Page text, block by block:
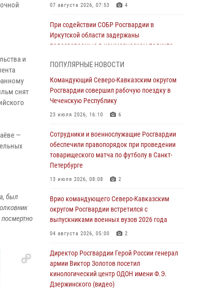
и
снят
—
был
07 августа 2026, 07:53 4
При содействии СОБР Росгвардии в
Иркутской области задержаны
подозреваемые в коммерческом подкупе
Завершился чемпионат Сибирского ордена
Жукова округа Росгвардии по служебно-
Застрявшую в плуге трактора мину
уничтожили росгвардейцы на Кубани
07 августа 2026, 06:49
25‑летии канонизации святого праведного
воина Федора Ушакова (видео)
07 августа 2026, 06:15 7 1
жителям Луганской Народной Республики
07 августа 2026, 05:00
Сотрудники Росгвардии в Забайкалье
ПОПУЛЯРНЫЕ НОВОСТИ
Командующий Северо-Кавказским округом
Росгвардии совершил рабочую поездку в
Чеченскую Республику
23 июля 2026, 16:10 6
Сотрудники и военнослужащие Росгвардии
обеспечили правопорядок при проведении
товарищеского матча по футболу в Санкт-
Петербурге
13 июля 2026, 08:08 2
Врио командующего Северо-Кавказским
округом Росгвардии встретился с
выпускниками военных вузов 2026 года
04 августа 2026, 05:00 2
Директор Росгвардии Герой России генерал
армии Виктор Золотов посетил
кинологический центр ОДОН имени Ф.Э.
Дзержинского (видео)